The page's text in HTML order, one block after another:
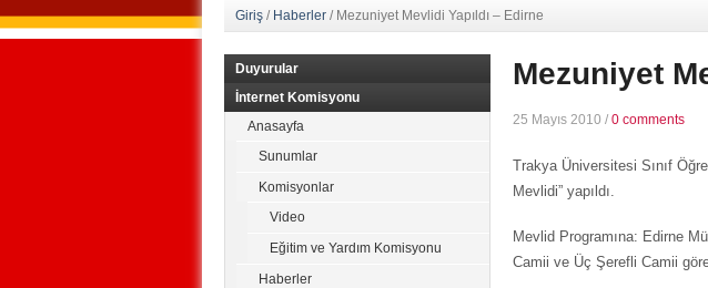
Giriş / Haberler / Mezuniyet Mevlidi Yapıldı – Edirne
Mezuniyet
25 Mayıs 2010 / 0 comments
Trakya Üniversitesi Sınıf
Mevlidi” yapıldı.
Mevlid Programına: Edirne
Camii ve Üç Şerefli Camii
Duyurular
İnternet Komisyonu
Anasayfa
Sunumlar
Komisyonlar
Video
Eğitim ve Yardım Komisyonu
Haberler